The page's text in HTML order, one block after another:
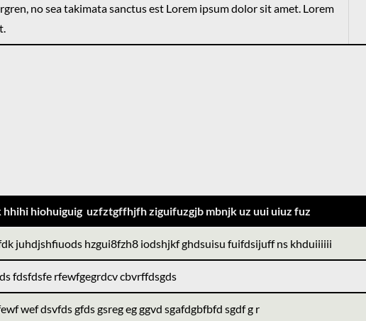
no sea takimata sanctus est Lorem ipsum dolor sit amet. Lorem
hhihi hiohuiguig uzfztgffhjfh ziguifuzgjb mbnjk uz uui uiuz fuz
juhdjshfiuods hzgui8fzh8 iodshjkf ghdsuisu fuifdsijuff ns khduiiiiii
fdsfdsfe rfewfgegrdcv cbvrffdsgds
wef dsvfds gfds gsreg eg ggvd sgafdgbfbfd sgdf g r